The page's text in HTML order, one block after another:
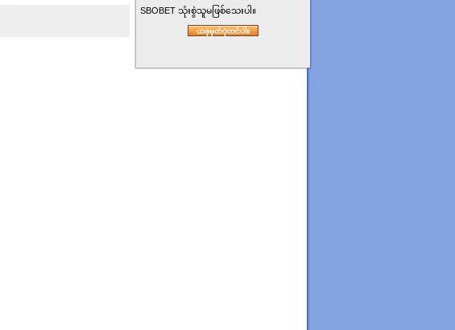
SBOBET သုံးစွဲသူမဖြစ်သေးပါ။
ယခုမှတ်ပုံတင်ပါ။